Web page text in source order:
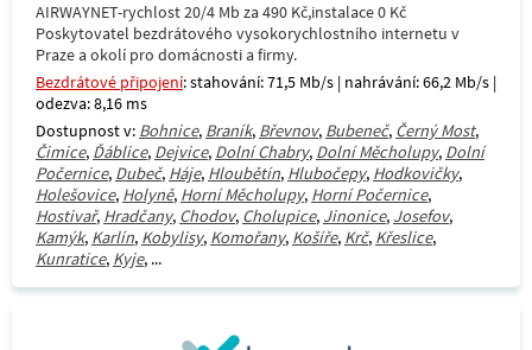
AIRWAYNET-rychlost 20/4 Mb za 490 Kč,instalace 0 Kč
Poskytovatel bezdrátového vysokorychlostního internetu v
Praze a okolí pro domácnosti a firmy.
Bezdrátové připojení: stahování: 71,5 Mb/s | nahrávání: 66,2 Mb/s |
odezva: 8,16 ms
Dostupnost v: Bohnice, Braník, Břevnov, Bubeneč, Černý Most,
Čimice, Ďáblice, Dejvice, Dolní Chabry, Dolní Měcholupy, Dolní
Počernice, Dubeč, Háje, Hloubětín, Hlubočepy, Hodkovičky,
Holešovice, Holyně, Horní Měcholupy, Horní Počernice,
Hostivař, Hradčany, Chodov, Cholupice, Jinonice, Josefov,
Kamýk, Karlín, Kobylisy, Komořany, Košíře, Krč, Křeslice,
Kunratice, Kyje, ...